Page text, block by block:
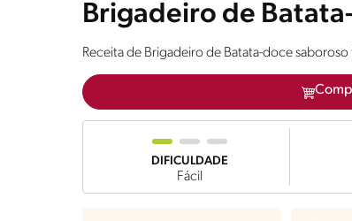
Brigadeiro de
Receita de Brigadeiro de Batata-doce
DIFICULDADE
Fácil